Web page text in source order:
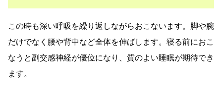
この時も深い呼吸を繰り返しながらおこないます。脚や腕
だけでなく腰や背中など全体を伸ばします。寝る前におこ
なうと副交感神経が優位になり、質のよい睡眠が期待でき
ます。